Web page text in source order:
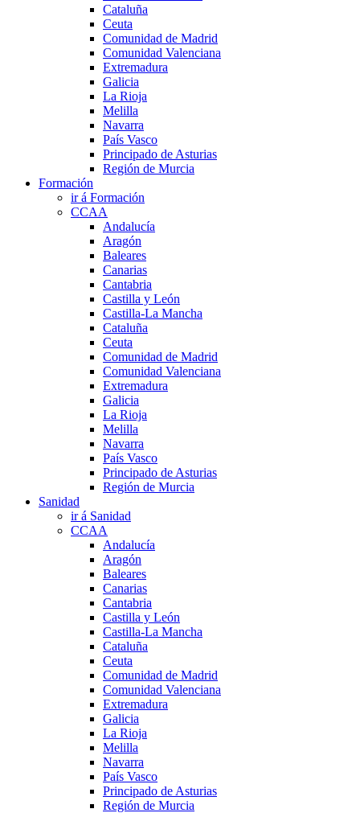
Cataluña
Ceuta
Comunidad de Madrid
Comunidad Valenciana
Extremadura
Galicia
La Rioja
Melilla
Navarra
País Vasco
Principado de Asturias
Región de Murcia
Formación
ir á Formación
CCAA
Andalucía
Aragón
Baleares
Canarias
Cantabria
Castilla y León
Castilla-La Mancha
Cataluña
Ceuta
Comunidad de Madrid
Comunidad Valenciana
Extremadura
Galicia
La Rioja
Melilla
Navarra
País Vasco
Principado de Asturias
Región de Murcia
Sanidad
ir á Sanidad
CCAA
Andalucía
Aragón
Baleares
Canarias
Cantabria
Castilla y León
Castilla-La Mancha
Cataluña
Ceuta
Comunidad de Madrid
Comunidad Valenciana
Extremadura
Galicia
La Rioja
Melilla
Navarra
País Vasco
Principado de Asturias
Región de Murcia